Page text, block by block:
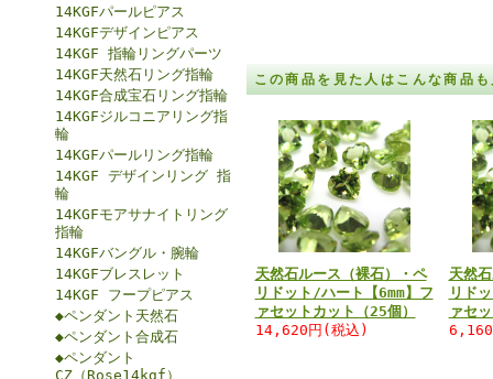
14KGFパールピアス
14KGFデザインピアス
14KGF 指輪リングパーツ
14KGF天然石リング指輪
14KGF合成宝石リング指輪
14KGFジルコニアリング指
輪
14KGFパールリング指輪
14KGF デザインリング 指
輪
14KGFモアサナイトリング
指輪
14KGFバングル・腕輪
14KGFブレスレット
14KGF フープピアス
◆ペンダント天然石
◆ペンダント合成石
◆ペンダント
CZ（Rose14kgf）
この商品を見た人はこんな商品
天然石ルース（裸石）・ペ
リドット/ハート【6mm】フ
ァセットカット（25個）
14,620円(税込)
天然
リド
ァセ